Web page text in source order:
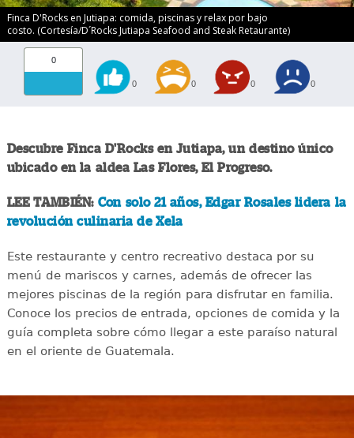
Finca D'Rocks en Jutiapa: comida, piscinas y relax por bajo
costo. (Cortesía/D´Rocks Jutiapa Seafood and Steak Retaurante)
0
0 0 0 0
Descubre Finca D'Rocks en Jutiapa, un destino único
ubicado en la aldea Las Flores, El Progreso.
LEE TAMBIÉN: Con solo 21 años, Edgar Rosales lidera la
revolución culinaria de Xela
Este restaurante y centro recreativo destaca por su
menú de mariscos y carnes, además de ofrecer las
mejores piscinas de la región para disfrutar en familia.
Conoce los precios de entrada, opciones de comida y la
guía completa sobre cómo llegar a este paraíso natural
en el oriente de Guatemala.